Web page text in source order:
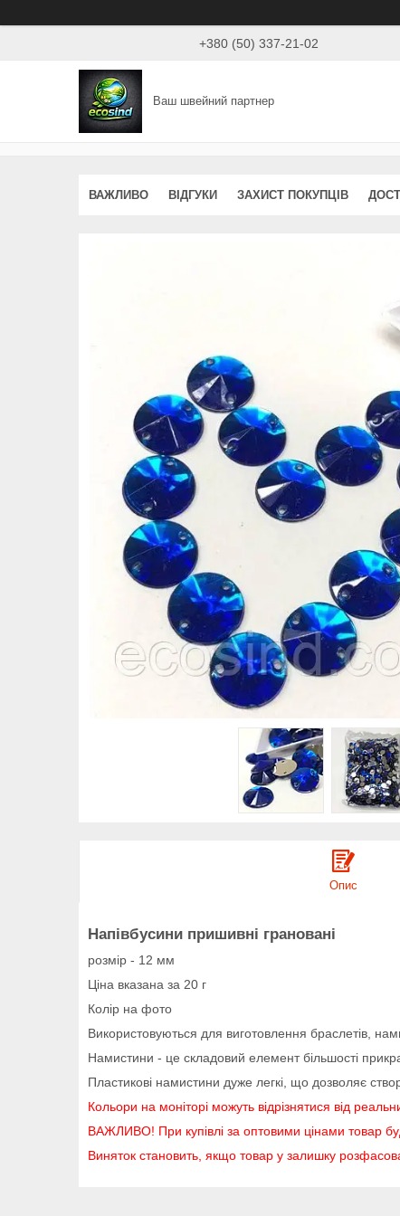
+380 (50) 337-21-02
Ваш швейний партнер
ВАЖЛИВО ВІДГУКИ ЗАХИСТ ПОКУПЦІВ
Опис
Напівбусини пришивні грановані
розмір - 12 мм
Ціна вказана за 20 г
Колір на фото
Використовуються для виготовлення браслетів,
Намистини - це складовий елемент більшості
Пластикові намистини дуже легкі, що дозволяє
Кольори на моніторі можуть відрізнятися від
ВАЖЛИВО! При купівлі за оптовими цінами товар
Виняток становить, якщо товар у залишку